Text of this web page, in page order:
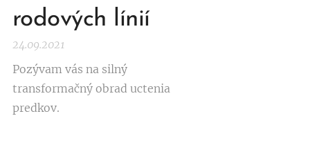
rodových línií
24.09.2021
Pozývam vás na silný
transformačný obrad uctenia
predkov.